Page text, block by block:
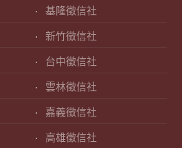
基隆徵信社
新竹徵信社
台中徵信社
雲林徵信社
嘉義徵信社
高雄徵信社